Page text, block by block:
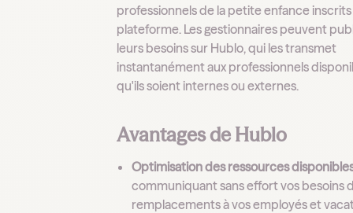
professionnels de la petite enfance inscrits
plateforme. Les gestionnaires peuvent
leurs besoins sur Hublo, qui les transmet
instantanément aux professionnels
qu'ils soient internes ou externes.
Avantages de Hublo
Optimisation des ressources
communiquant sans effort vos besoins
remplacements à vos employés et